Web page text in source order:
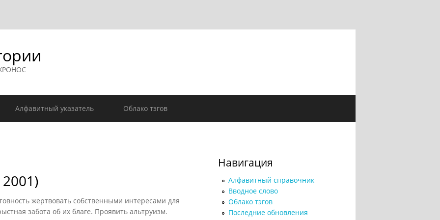
Алфавитный указатель Облако тэгов
жертвовать собственными интересами для
забота об их благе. Проявить альтруизм.
Навигация
Алфавитный справочник
Вводное слово
Облако тэгов
Последние обновления